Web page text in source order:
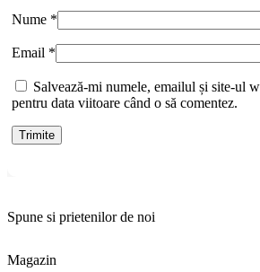
Nume *
Email *
Salvează-mi numele, emailul și site-ul
pentru data viitoare când o să comentez.
Spune si prietenilor de noi
Magazin